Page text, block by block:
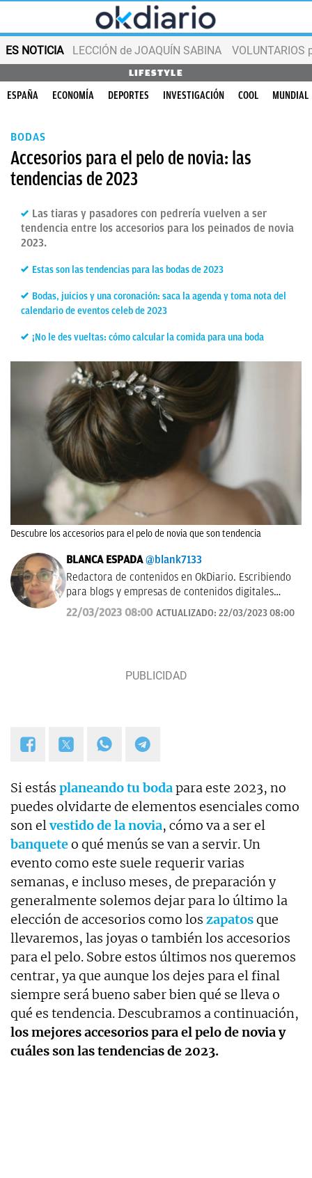
ES NOTICIA LECCIÓN de JOAQUÍN SABINA VOLUNTARIOS
LIFESTYLE
ESPAÑA ECONOMÍA DEPORTES INVESTIGACIÓN COOL MUNDIAL
BODAS
Accesorios para el pelo de novia: las
tendencias de 2023
Las tiaras y pasadores con pedrería vuelven a ser
tendencia entre los accesorios para los peinados de novia
2023.
Estas son las tendencias para las bodas de 2023
Bodas, juicios y una coronación: saca la agenda y toma nota del
calendario de eventos celeb de 2023
¡No le des vueltas: cómo calcular la comida para una boda
Descubre los accesorios para el pelo de novia que son tendencia
BLANCA ESPADA @blank7133
Redactora de contenidos en OkDiario. Escribiendo
para blogs y empresas de contenidos digitales
desde 2007.
22/03/2023 08:00 ACTUALIZADO: 22/03/2023 08:00
Si estás planeando tu bodapara este 2023, no
puedes olvidarte de elementos esenciales como
son elvestido de la novia, cómo va a ser el
banqueteo qué menús se van a servir. Un
evento como este suele requerir varias
semanas, e incluso meses, de preparación y
generalmente solemos dejar para lo último la
elección de accesorios como los zapatosque
llevaremos, las joyas o también los accesorios
para el pelo. Sobre estos últimos nos queremos
centrar, ya que aunque los dejes para el final
siempre será bueno saber bien qué se lleva o
qué es tendencia. Descubramos a continuación,
los mejores accesorios para el pelo de novia y
cuáles son las tendencias de 2023.